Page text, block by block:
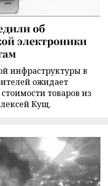
об
электроники
инфраструктуры в
ожидает
товаров из
Кущ.